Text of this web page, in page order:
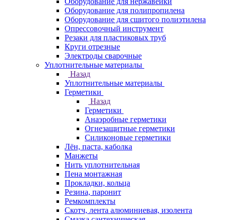
Оборудование для полипропилена
Оборудование для сшитого полиэтилена
Опрессовочный инструмент
Резаки для пластиковых труб
Круги отрезные
Электроды сварочные
Уплотнительные материалы
Назад
Уплотнительные материалы
Герметики
Назад
Герметики
Анаэробные герметики
Огнезащитные герметики
Силиконовые герметики
Лён, паста, каболка
Манжеты
Нить уплотнительная
Пена монтажная
Прокладки, кольца
Резина, паронит
Ремкомплекты
Скотч, лента алюминиевая, изолента